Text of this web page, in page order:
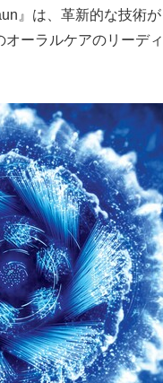
』は、革新的な技術
ーラルケアのリーデ